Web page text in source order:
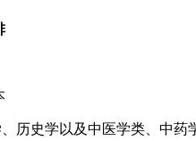
历史学以及中医学类、中药